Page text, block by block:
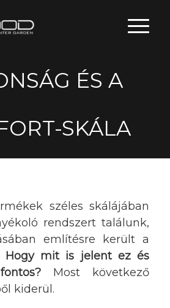
ÉS A
SKÁLA
széles skálájában
rendszert találunk,
említésre került a
Hogy mit is jelent ez és
Most következő
kiderül.